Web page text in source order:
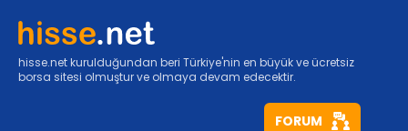
hisse.net kurulduğundan beri Türkiye'nin en büyük ve ücretsiz
borsa sitesi olmuştur ve olmaya devam edecektir.
FORUM